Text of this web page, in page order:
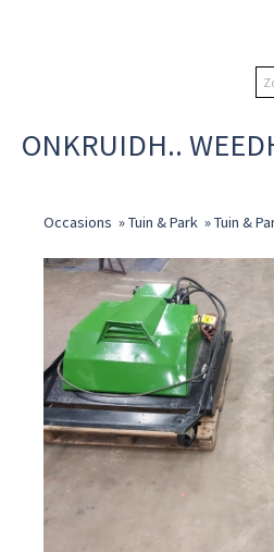
ONKRUIDH..
Occasions »Tuin & Park »Tuin &